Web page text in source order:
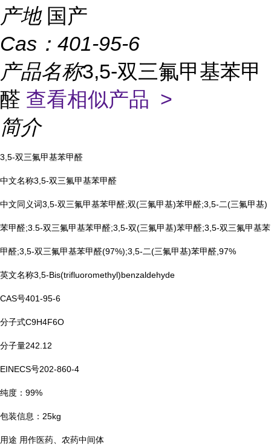
产地 国产
Cas： 401-95-6
产品名称3,5-双三氟甲基苯甲
醛 查看相似产品 >
简介
3,5-双三氟甲基苯甲醛
中文名称3,5-双三氟甲基苯甲醛
中文同义词3,5-双三氟甲基苯甲醛;双(三氟甲基)苯甲醛;3,5-二(三氟甲基)
苯甲醛;3.5-双三氟甲基苯甲醛;3,5-双(三氟甲基)苯甲醛;3,5-双三氟甲基苯
甲醛;3,5-双三氟甲基苯甲醛(97%);3,5-二(三氟甲基)苯甲醛,97%
英文名称3,5-Bis(trifluoromethyl)benzaldehyde
CAS号401-95-6
分子式C9H4F6O
分子量242.12
EINECS号202-860-4
纯度：99%
包装信息：25kg
用途 用作医药、农药中间体